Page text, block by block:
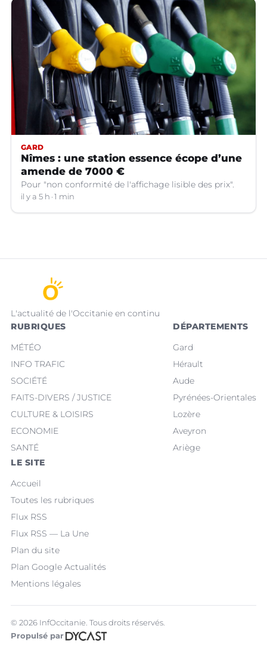
GARD
Nîmes : une station essence écope d’une
amende de 7000 €
Pour "non conformité de l'affichage lisible des prix".
il y a 5 h 1 min
L'actualité de l'Occitanie en continu
RUBRIQUES
MÉTÉO
INFO TRAFIC
SOCIÉTÉ
FAITS-DIVERS / JUSTICE
CULTURE & LOISIRS
ECONOMIE
SANTÉ
DÉPARTEMENTS
Gard
Hérault
Aude
Pyrénées-Orientales
Lozère
Aveyron
Ariège
LE SITE
Accueil
Toutes les rubriques
Flux RSS
Flux RSS — La Une
Plan du site
Plan Google Actualités
Mentions légales
© 2026 InfOccitanie. Tous droits réservés.
Propulsé par